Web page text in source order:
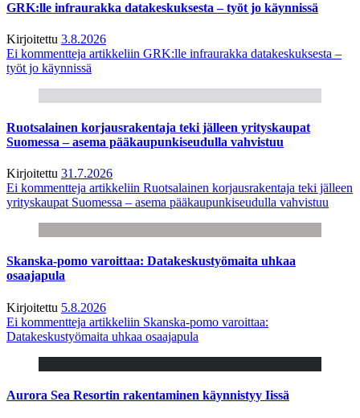
GRK:lle infraurakka datakeskuksesta – työt jo käynnissä
Kirjoitettu 3.8.2026
Ei kommentteja artikkeliin GRK:lle infraurakka datakeskuksesta –
työt jo käynnissä
Ruotsalainen korjausrakentaja teki jälleen yrityskaupat
Suomessa – asema pääkaupunkiseudulla vahvistuu
Kirjoitettu 31.7.2026
Ei kommentteja artikkeliin Ruotsalainen korjausrakentaja teki jälleen
yrityskaupat Suomessa – asema pääkaupunkiseudulla vahvistuu
Skanska-pomo varoittaa: Datakeskustyömaita uhkaa
osaajapula
Kirjoitettu 5.8.2026
Ei kommentteja artikkeliin Skanska-pomo varoittaa:
Datakeskustyömaita uhkaa osaajapula
Aurora Sea Resortin rakentaminen käynnistyy Iissä